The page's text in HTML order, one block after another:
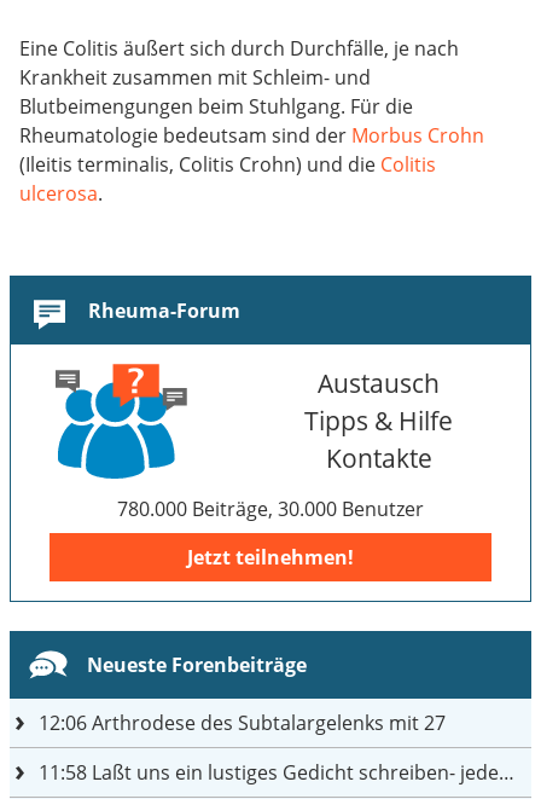
Eine Colitis äußert sich durch Durchfälle, je nach
Krankheit zusammen mit Schleim- und
Blutbeimengungen beim Stuhlgang. Für die
Rheumatologie bedeutsam sind der Morbus Crohn
(Ileitis terminalis, Colitis Crohn) und die Colitis
ulcerosa.
Rheuma-Forum
Austausch
Tipps & Hilfe
Kontakte
780.000 Beiträge, 30.000 Benutzer
Jetzt teilnehmen!
Neueste Forenbeiträge
12:06Arthrodese des Subtalargelenks mit 27
11:58 Laßt uns ein lustiges Gedicht schreiben- jeder einen Satz